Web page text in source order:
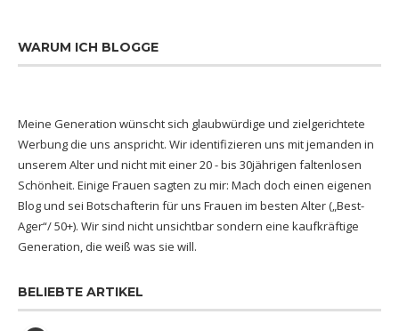
WARUM ICH BLOGGE
Meine Generation wünscht sich glaubwürdige und zielgerichtete
Werbung die uns anspricht. Wir identifizieren uns mit jemanden in
unserem Alter und nicht mit einer 20 - bis 30jährigen faltenlosen
Schönheit. Einige Frauen sagten zu mir: Mach doch einen eigenen
Blog und sei Botschafterin für uns Frauen im besten Alter („Best-
Ager“/ 50+). Wir sind nicht unsichtbar sondern eine kaufkräftige
Generation, die weiß was sie will.
BELIEBTE ARTIKEL